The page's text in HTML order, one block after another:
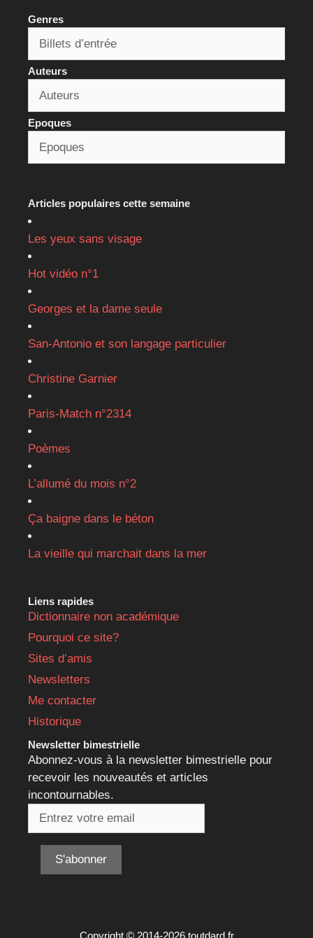
Genres
Auteurs
Epoques
Articles populaires cette semaine
Les yeux sans visage
Hot vidéo n°1
Georges et la dame seule
San-Antonio et son langage particulier
Christine Garnier
Paris-Match n°2314
Poèmes
L’allumé du mois n°2
Ça baigne dans le béton
La vieille qui marchait dans la mer
Liens rapides
Dictionnaire non académique
Pourquoi ce site?
Sites d’amis
Newsletters
Me contacter
Historique
Newsletter bimestrielle
Abonnez-vous à la newsletter bimestrielle pour
recevoir les nouveautés et articles
incontournables.
Copyright © 2014-2026 toutdard.fr